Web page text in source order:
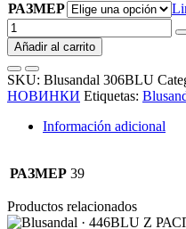
РАЗМЕР
Blusandal
306BLU АКЦИЯ
cantidad
Añadir al carrito
SKU: Blusandal 306BLU
НОВИНКИ Etiquetas:
Información adicional
РАЗМЕР 39
Productos relacionados